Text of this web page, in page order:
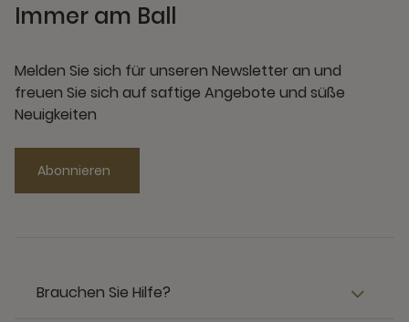
Immer am Ball
Melden Sie sich für unseren Newsletter an und
freuen Sie sich auf saftige Angebote und süße
Neuigkeiten
Abonnieren
Brauchen Sie Hilfe?